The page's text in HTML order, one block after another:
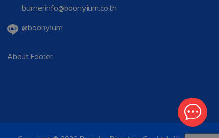
burnerinfo@boonyium.co.th
@boonyium
About Footer